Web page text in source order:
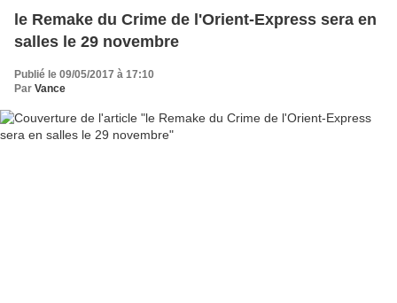
le Remake du Crime de l'Orient-Express sera en
salles le 29 novembre
Publié le 09/05/2017 à 17:10
Par Vance